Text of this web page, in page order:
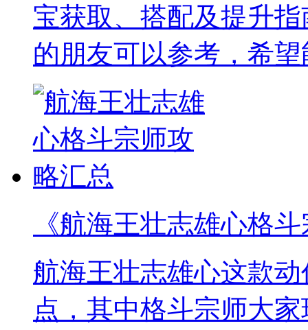
宝获取、搭配及提升
的朋友可以参考，希
《航海王壮志雄心格
航海王壮志雄心这款
点，其中格斗宗师大